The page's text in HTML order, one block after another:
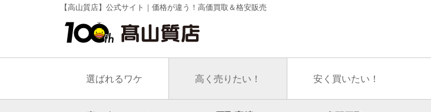
【高山質店】公式サイト｜価格が違う！高価買取＆格安販売
選ばれるワケ 高く売りたい！ 安く買いたい！